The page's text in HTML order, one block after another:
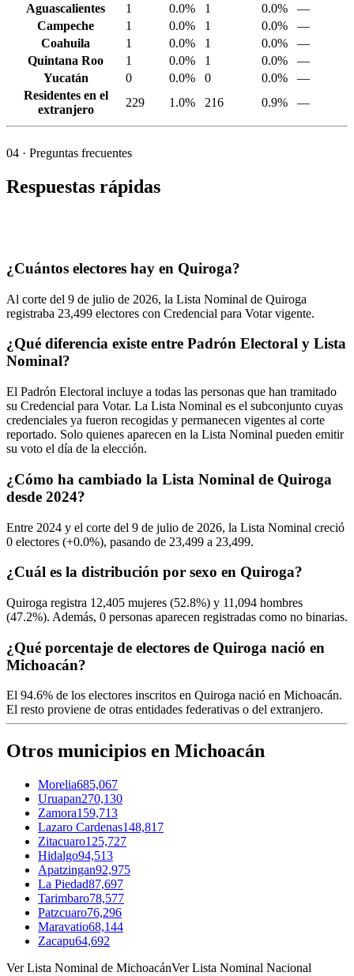
Aguascalientes 1 0.0% 1 0.0%
—
Campeche
1 0.0% 1 0.0%
—
Coahuila
1 0.0% 1 0.0%
—
Quintana Roo
1 0.0% 1 0.0%
—
Yucatán
0 0.0% 0 0.0%
—
Residentes en el
extranjero
229 1.0% 216 0.9% —
04 · Preguntas frecuentes
Respuestas rápidas
¿Cuántos electores hay en Quiroga?
Al corte del 9 de julio de 2026, la Lista Nominal de Quiroga
registraba 23,499 electores con Credencial para Votar vigente.
¿Qué diferencia existe entre Padrón Electoral y Lista
Nominal?
El Padrón Electoral incluye a todas las personas que han tramitado
su Credencial para Votar. La Lista Nominal es el subconjunto cuyas
credenciales ya fueron recogidas y permanecen vigentes al corte
reportado. Solo quienes aparecen en la Lista Nominal pueden emitir
su voto el día de la elección.
¿Cómo ha cambiado la Lista Nominal de Quiroga
desde 2024?
Entre 2024 y el corte del 9 de julio de 2026, la Lista Nominal creció
0 electores (+0.0%), pasando de 23,499 a 23,499.
¿Cuál es la distribución por sexo en Quiroga?
Quiroga registra 12,405 mujeres (52.8%) y 11,094 hombres
(47.2%). Además, 0 personas aparecen registradas como no binarias.
¿Qué porcentaje de electores de Quiroga nació en
Michoacán?
El 94.6% de los electores inscritos en Quiroga nació en Michoacán.
El resto proviene de otras entidades federativas o del extranjero.
Otros municipios en Michoacán
Morelia685,067
Uruapan270,130
Zamora159,713
Lazaro Cardenas148,817
Zitacuaro125,727
Hidalgo94,513
Apatzingan92,975
La Piedad87,697
Tarimbaro78,577
Patzcuaro76,296
Maravatio68,144
Zacapu64,692
Ver Lista Nominal de MichoacánVer Lista Nominal Nacional